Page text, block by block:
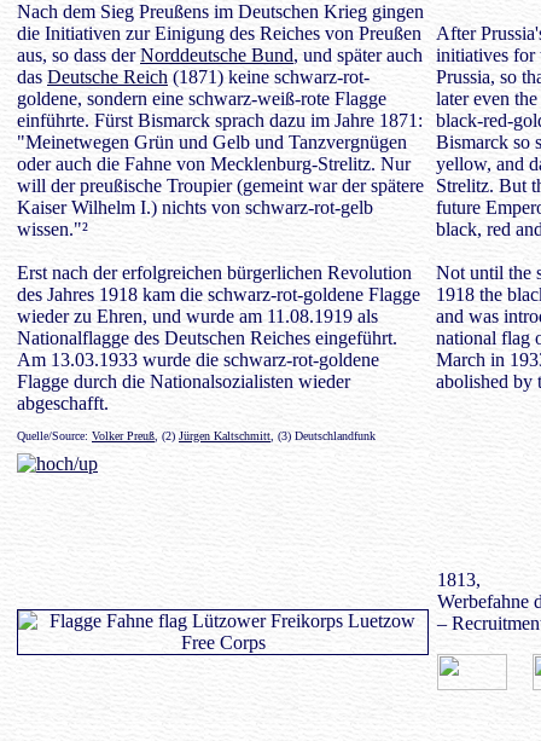
Nach dem Sieg Preußens im Deutschen Krieg gingen
die Initiativen zur Einigung des Reiches von Preußen
aus, so dass derNorddeutsche Bund, und später auch
das Deutsche Reich (1871) keine schwarz-rot-
goldene, sondern eine schwarz-weiß-rote Flagge
einführte. Fürst Bismarck sprach dazu im Jahre 1871:
"Meinetwegen Grün und Gelb und Tanzvergnügen
oder auch die Fahne von Mecklenburg-Strelitz. Nur
will der preußische Troupier (gemeint war der spätere
Kaiser Wilhelm I.) nichts von schwarz-rot-gelb
wissen."²
Erst nach der erfolgreichen bürgerlichen Revolution
des Jahres 1918 kam die schwarz-rot-goldene Flagge
wieder zu Ehren, und wurde am 11.08.1919 als
Nationalflagge des Deutschen Reiches eingeführt.
Am 13.03.1933 wurde die schwarz-rot-goldene
Flagge durch die Nationalsozialisten wieder
abgeschafft.
After
initiatives for
Prussia, so
later even the
black-red-
Bismarck so
yellow, and
Strelitz. But
future
black, red
Not until the
1918 the
and was
national flag
March in
abolished by
Quelle/Source: Volker Preuß , (2) Jürgen Kaltschmitt , (3) Deutschlandfunk
1813,
Werbefahne
–